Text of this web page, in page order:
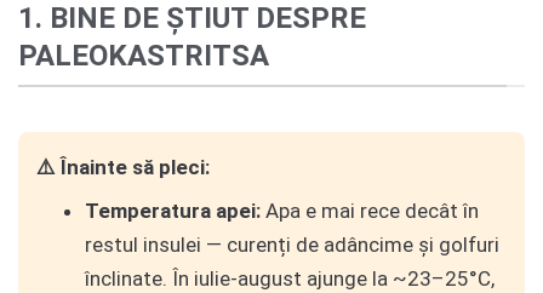
1. BINE DE ȘTIUT DESPRE
PALEOKASTRITSA
⚠️ Înainte să pleci:
Temperatura apei: Apa e mai rece decât în
restul insulei — curenți de adâncime și golfuri
înclinate. În iulie-august ajunge la ~23–25°C,